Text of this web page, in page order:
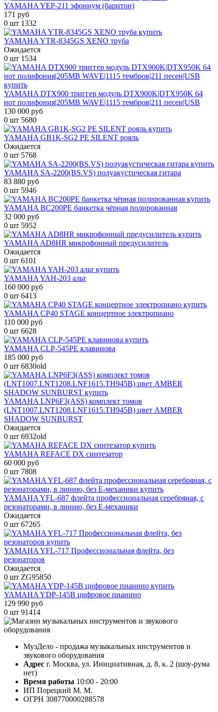
YAMAHA YEP-211 эфониум (баритон)
171 руб
0 шт 1332
YAMAHA YTR-8345GS XENO труба
Ожидается
0 шт 1534
YAMAHA DTX900 триггер модуль DTX900K|DTX950K 64
нот полифония|205MB WAVE|1115 тембров|211 песен|USB
130 000 руб
0 шт 5680
YAMAHA GB1K-SG2 PE SILENT рояль
Ожидается
0 шт 5768
YAMAHA SA-2200(BS.VS) полуакустическая гитара
83 880 руб
0 шт 5946
YAMAHA BC200PE банкетка чёрная полированная
32 000 руб
0 шт 5952
YAMAHA AD8HR микрофонный предусилитель
Ожидается
0 шт 6101
YAMAHA YAH-203 альт
160 000 руб
0 шт 6413
YAMAHA CP40 STAGE концертное электропиано
110 000 руб
0 шт 6628
YAMAHA CLP-545PE клавинова
185 000 руб
0 шт 6830old
YAMAHA LNP6F3(ASS) комплект томов
(LNT1007.LNT1208.LNF1615.TH945B) цвет AMBER
SHADOW SUNBURST
Ожидается
0 шт 6932old
YAMAHA REFACE DX синтезатор
60 000 руб
0 шт 7808
YAMAHA YFL-687 флейта профессиональная серебряная, с
резонаторами, в линию, без Е-механики
Ожидается
0 шт 67265
YAMAHA YFL-717 Профессиональная флейта, без
резонаторов
Ожидается
0 шт ZG95850
YAMAHA YDP-145B цифровое пианино
129 990 руб
0 шт 91414
МузДело - продажа музыкальных инструментов и
звукового оборудования
Адрес г. Москва, ул. Инициативная, д. 8, к. 2 (шоу-рума
нет)
Время работы 10:00 - 20:00
ИП Порецкий М. М.
ОГРН 308770000288578